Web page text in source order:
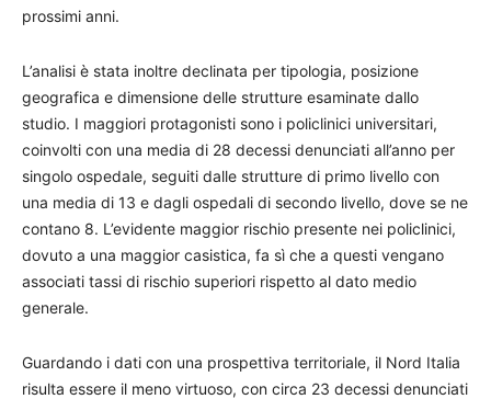
prossimi anni.
L’analisi è stata inoltre declinata per tipologia, posizione
geografica e dimensione delle strutture esaminate dallo
studio. I maggiori protagonisti sono i policlinici universitari,
coinvolti con una media di 28 decessi denunciati all’anno per
singolo ospedale, seguiti dalle strutture di primo livello con
una media di 13 e dagli ospedali di secondo livello, dove se ne
contano 8. L’evidente maggior rischio presente nei policlinici,
dovuto a una maggior casistica, fa sì che a questi vengano
associati tassi di rischio superiori rispetto al dato medio
generale.
Guardando i dati con una prospettiva territoriale, il Nord Italia
risulta essere il meno virtuoso, con circa 23 decessi denunciati